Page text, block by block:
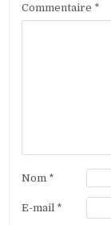
Commentaire *
Nom *
E-mail *